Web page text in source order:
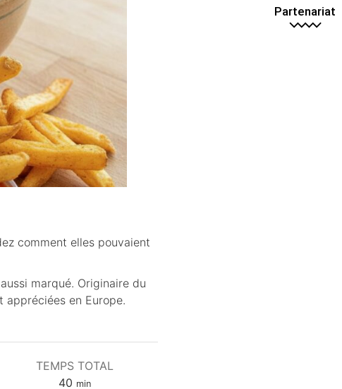
comment elles pouvaient
marqué. Originaire du
appréciées en Europe.
TEMPS TOTAL
40 m
min
Partenariat